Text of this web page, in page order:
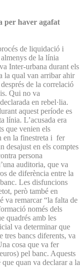
per haver agafat
de liquidació i
de la línia
Inter-urbana durant els
la qual van arribar ahir
de la correlació
Qui no va
en rebel·lia.
aquest període es
línia. L’acusada era
que venien els
en la finestreta i fer
desajust en els comptes
persona
auditoria, que va
de diferència entre la
Les disfuncions
però també en
va remarcar “la falta de
només dels
quadrés amb les
va determinar que
tres bancs diferents, va
cosa que va fer
pel banc. Aquests
quan va declarar a la